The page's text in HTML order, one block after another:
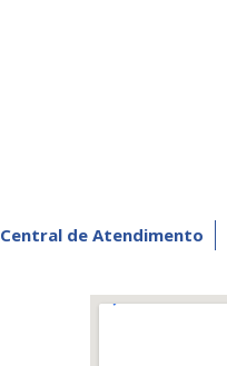
Central de Atendimento